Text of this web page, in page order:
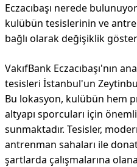
Eczacıbaşı nerede
kulübün tesislerinin ve
bağlı olarak değişiklik
VakıfBank Eczacıbaşı'nın
tesisleri İstanbul'un
Bu lokasyon, kulübün hem
altyapı sporcuları için
sunmaktadır. Tesisler,
antrenman sahaları ile
şartlarda çalışmalarına